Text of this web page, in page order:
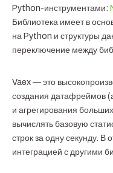
Python-инструментами:
Библиотека имеет в
на Python и структуры
переключение между
Vaex — это
создания датафреймов
и агрегирования
вычислять базовую
строк за одну секунду. В
интеграцией с другими